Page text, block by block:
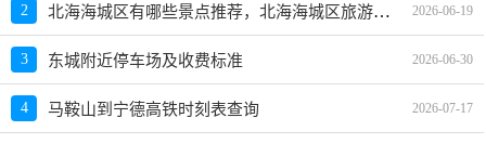
2 北海海城区有哪些景点推荐，北海海城区旅游十大必去玩的景区 2026-06-19
3 东城附近停车场及收费标准 2026-06-30
4 马鞍山到宁德高铁时刻表查询 2026-07-17